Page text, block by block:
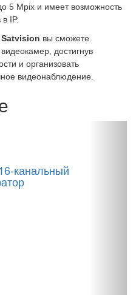
5 Mpix и имеет возможность
IP.
Satvision вы сможете
достигнув
и организовать
видеонаблюдение.
канальный